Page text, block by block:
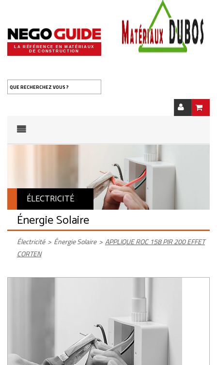
LA RÉFÉRENCE EN MATÉRIAUX
DE CONSTRUCTION
QUE RECHERCHEZ VOUS ?
ÉLECTRICITÉ
Énergie Solaire
Électricité > Énergie Solaire > APPLIQUE ROC 158 PIR 200 EFFET
CORTEN